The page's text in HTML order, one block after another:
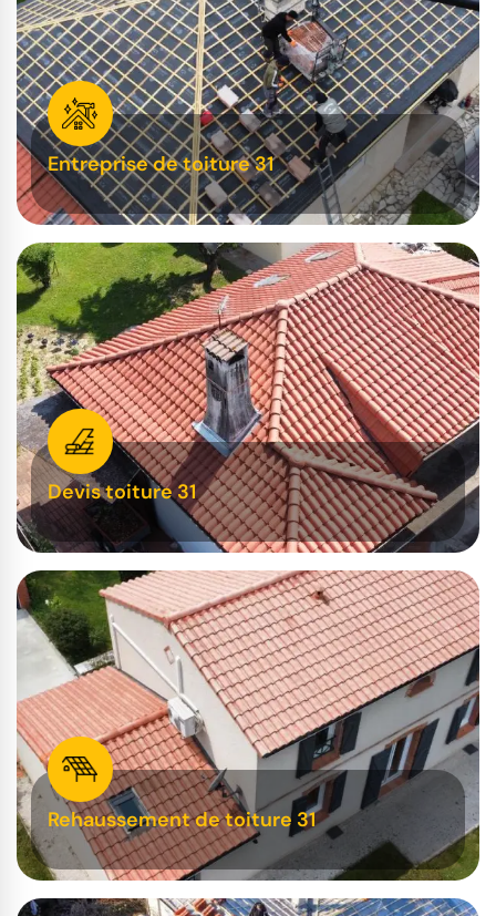
Entreprise de toiture 31
Devis toiture 31
Rehaussement de toiture 31